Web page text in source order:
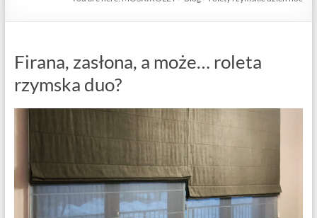
Firana, zasłona, a może… roleta
rzymska duo?